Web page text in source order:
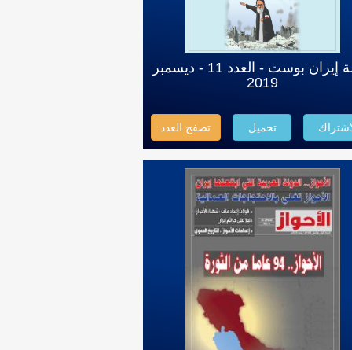
مجلة إيران بوست - العدد 11 - ديسمبر
2019
تصفح العدد تحميل